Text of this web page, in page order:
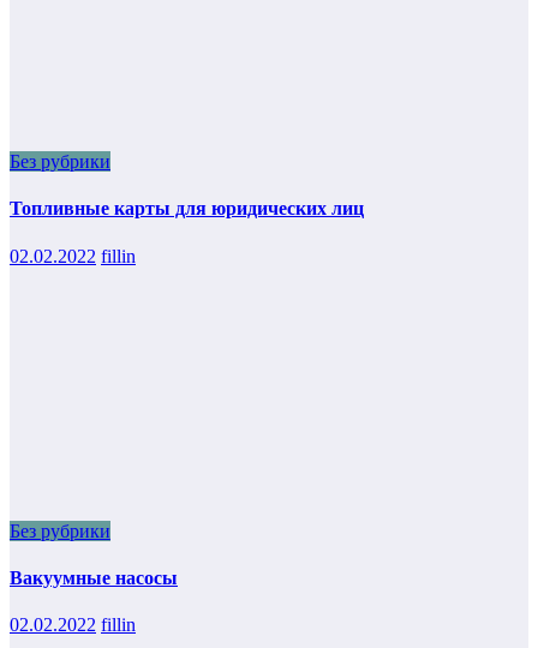
Без рубрики
Топливные карты для юридических лиц
02.02.2022 fillin
Без рубрики
Вакуумные насосы
02.02.2022 fillin